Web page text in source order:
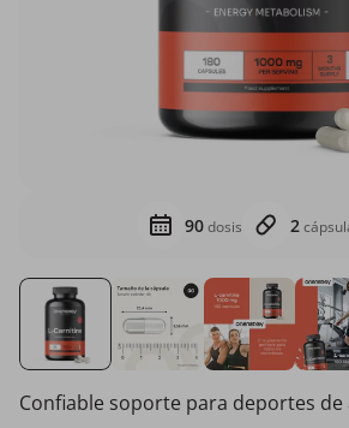
90dosis 2
Confiable soporte para deportes